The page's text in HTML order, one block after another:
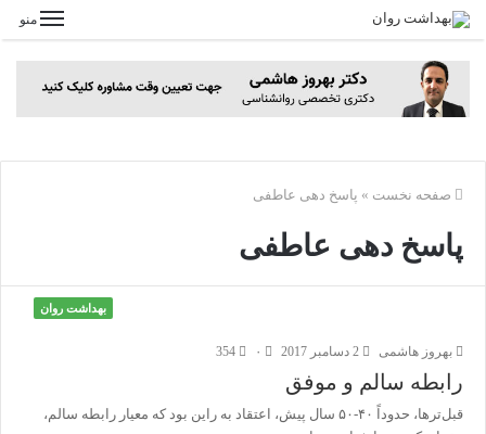
منو
صفحه نخست » پاسخ دهی عاطفی
پاسخ دهی عاطفی
بهداشت روان
بهروز هاشمی 2 دسامبر 2017 354
رابطه سالم و موفق
قبل‌ترها، حدوداً ۴٠-۵٠ سال پیش، اعتقاد به راین بود که معیار رابطه سالم،